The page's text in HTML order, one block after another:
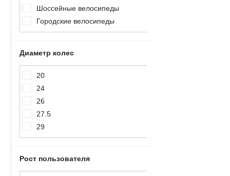
Роликовые коньки
Аксессуары для скейтбордов
и роликов
Зимние спортивные товары
Спортивные тренажеры
Шоссейные велосипеды
Городские велосипеды
Диаметр колес
20
24
26
27.5
29
Рост пользователя